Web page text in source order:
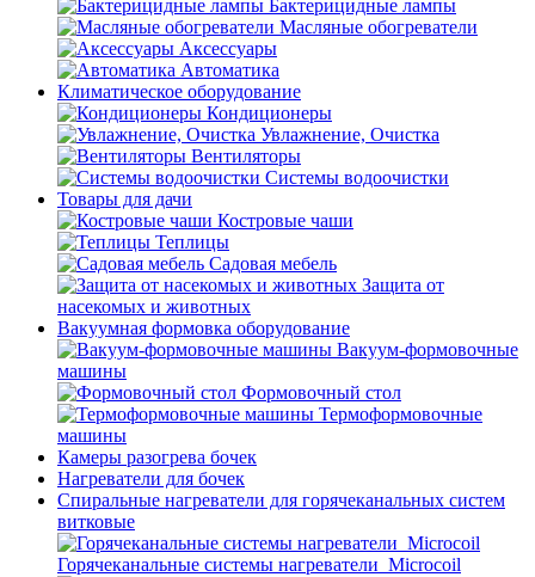
Бактерицидные лампы
Масляные обогреватели
Аксессуары
Автоматика
Климатическое оборудование
Кондиционеры
Увлажнение, Очистка
Вентиляторы
Системы водоочистки
Товары для дачи
Костровые чаши
Теплицы
Садовая мебель
Защита от
насекомых и животных
Вакуумная формовка оборудование
Вакуум-формовочные
машины
Формовочный стол
Термоформовочные
машины
Камеры разогрева бочек
Нагреватели для бочек
Спиральные нагреватели для горячеканальных систем
витковые
Горячеканальные системы нагреватели_Microcoil